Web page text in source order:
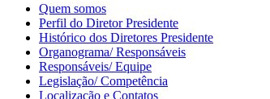
Quem somos
Perfil do Diretor Presidente
Histórico dos Diretores Presidente
Organograma/ Responsáveis
Responsáveis/ Equipe
Legislação/ Competência
Localização e Contatos